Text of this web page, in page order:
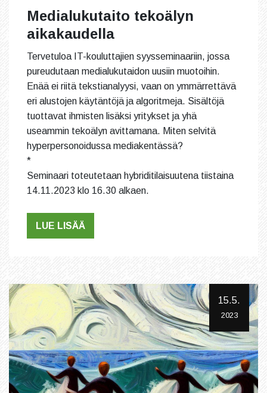
Medialukutaito tekoälyn
aikakaudella
Tervetuloa IT-kouluttajien syysseminaariin, jossa
pureudutaan medialukutaidon uusiin muotoihin.
Enää ei riitä tekstianalyysi, vaan on ymmärrettävä
eri alustojen käytäntöjä ja algoritmeja. Sisältöjä
tuottavat ihmisten lisäksi yritykset ja yhä
useammin tekoälyn avittamana. Miten selvitä
hyperpersonoidussa mediakentässä?
*
Seminaari toteutetaan hybriditilaisuutena tiistaina
14.11.2023 klo 16.30 alkaen.
LUE LISÄÄ
15.5.
2023